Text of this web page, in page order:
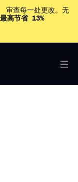
审查每一处更改。无
最高节省 13%